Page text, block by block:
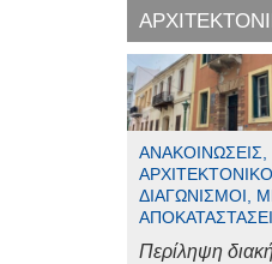
ΑΝΑΚΟΙΝΏΣΕΙΣ,
ΑΡΧΙΤΕΚΤΟΝΙΚΟΊ
ΔΙΑΓΩΝΙΣΜΟΊ,
Περίληψη